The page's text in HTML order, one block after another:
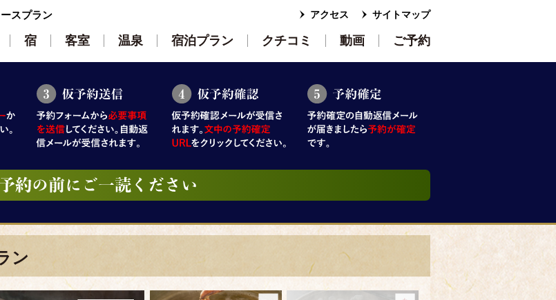
スプラン アクセス サイトマップ
宿 客室 温泉 宿泊プラン クチコミ 動画 ご予約
ン